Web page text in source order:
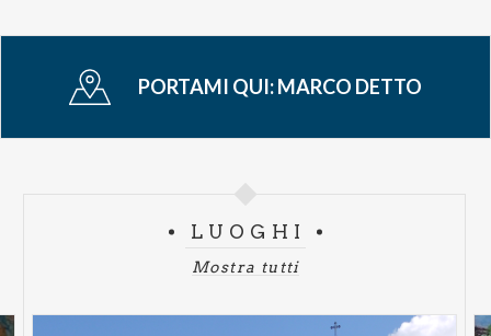
PORTAMI QUI:MARCO DETTO
LUOGHI
Mostra tutti